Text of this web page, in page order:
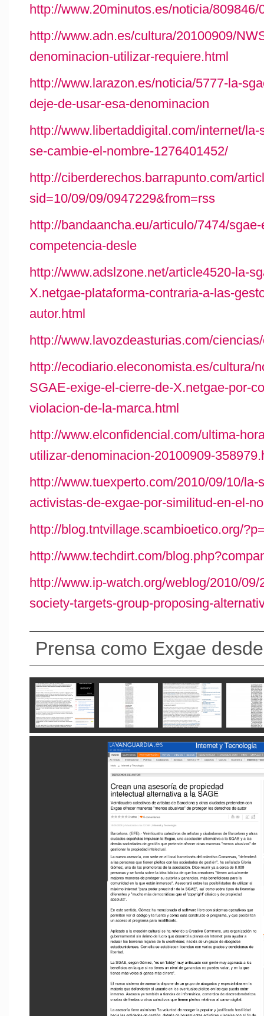
http://www.20minutos.es/noticia/809846/
http://www.adn.es/cultura/20100909/
denominacion-utilizar-requiere.html
http://www.larazon.es/noticia/5777-la-
deje-de-usar-esa-denominacion
http://www.libertaddigital.com/internet/
se-cambie-el-nombre-1276401452/
http://ciberderechos.barrapunto.com/
sid=10/09/09/0947229&from=rss
http://bandaancha.eu/articulo/7474/
competencia-desle
http://www.adslzone.net/article4520-la-
X.netgae-plataforma-contraria-a-las-
autor.html
http://www.lavozdeasturias.com/
http://ecodiario.eleconomista.es/cultura/
SGAE-exige-el-cierre-de-X.netgae-por-
violacion-de-la-marca.html
http://www.elconfidencial.com/ultima-
utilizar-denominacion-20100909-
http://www.tuexperto.com/2010/09/10/
activistas-de-exgae-por-similitud-en-el-
http://blog.tntvillage.scambioetico.org/
http://www.techdirt.com/
http://www.ip-watch.org/weblog/2010/
society-targets-group-proposing-
Prensa como Exgae